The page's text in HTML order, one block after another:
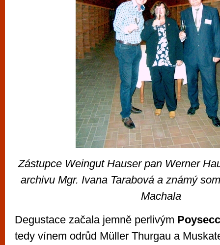
Zástupce Weingut Hauser pan Werner
archivu Mgr. Ivana Tarabová a známý
Machala
Degustace začala jemně perlivým
tedy vínem odrůd Müller Thurgau a